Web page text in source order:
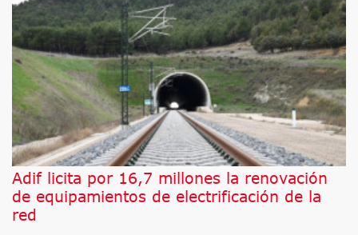
Adif licita por 16,7 millones la renovación
de equipamientos de electrificación de la
red